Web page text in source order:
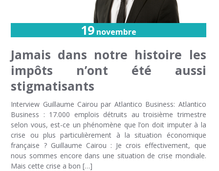
19 novembre
Jamais dans notre histoire les
impôts n’ont été aussi
stigmatisants
Interview Guillaume Cairou par Atlantico Business: Atlantico
Business : 17.000 emplois détruits au troisième trimestre
selon vous, est-ce un phénomène que l’on doit imputer à la
crise ou plus particulièrement à la situation économique
française ? Guillaume Cairou : Je crois effectivement, que
nous sommes encore dans une situation de crise mondiale.
Mais cette crise a bon […]